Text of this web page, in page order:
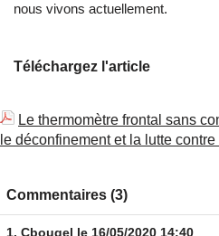
nous vivons actuellement.
Téléchargez l'article
Le thermomètre frontal sans
le déconfinement et la lutte
Commentaires (3)
1. Cbougel le 16/05/2020 14:40